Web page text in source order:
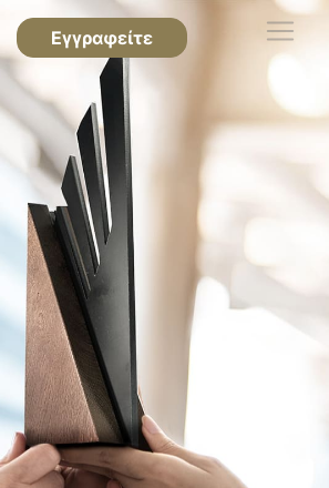
Εγγραφείτε